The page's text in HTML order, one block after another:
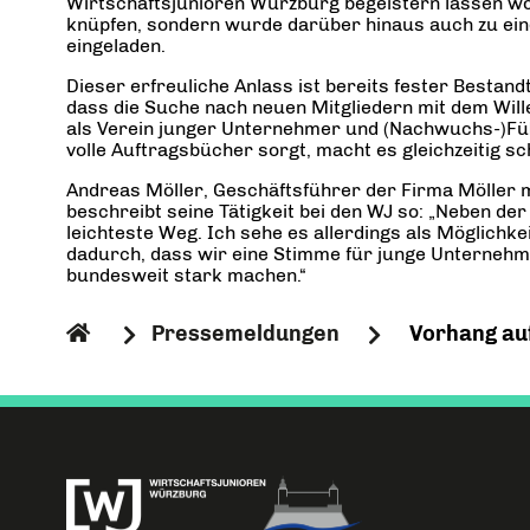
knüpfen, sondern wurde darüber hinaus auch zu
eingeladen.
Dieser erfreuliche Anlass ist bereits fester
dass die Suche nach neuen Mitgliedern mit dem
als Verein junger Unternehmer und (Nachwuchs-
volle Auftragsbücher sorgt, macht es gleichzeitig
Andreas Möller, Geschäftsführer der Firma Möller
beschreibt seine Tätigkeit bei den WJ so: „Neben
leichteste Weg. Ich sehe es allerdings als
dadurch, dass wir eine Stimme für junge
bundesweit stark machen.“
Pressemeldungen Vorhang